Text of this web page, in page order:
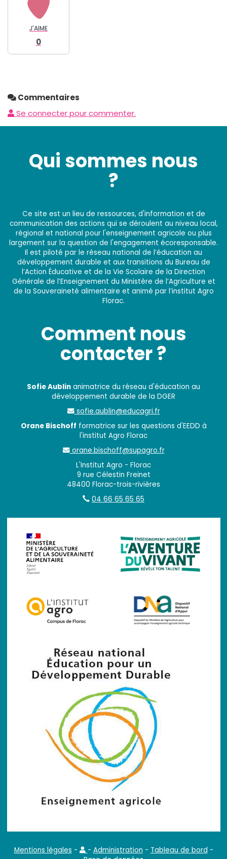
J'AIME
0
Commentaires
Se connecter pour commenter.
Qui sommes nous
?
Ce site est un lieu de ressources, d'information et de
communication des actions qui se déroulent au niveau local,
régional et national pour l'enseignement agricole ou plus
largement sur la question de l'engagement écoresponsable.
Il est piloté par le réseau national de l’éducation au
développement durable et aux transitions du Bureau de
l’Action Éducative et de la Vie Scolaire de la Direction
Générale de l’Enseignement du Ministère de l’Agriculture et
de la Souveraineté alimentaire et animé par l’institut Agro
Florac.
Comment nous
contacter ?
Sofie Aublin animatrice du réseau d'éducation au
développement durable de la DGER
sofie.aublin@educagri.fr
Orane Bischoff formatrice sur les questions d'EEDD à
l'institut Agro Florac
orane.bischoff@supagro.fr
L'Institut Agro - Florac
9 rue Célestin Freinet
48400 Florac-trois-rivières
04 66 65 65 65
Mentions légales - - Administration - Tableau de bord -